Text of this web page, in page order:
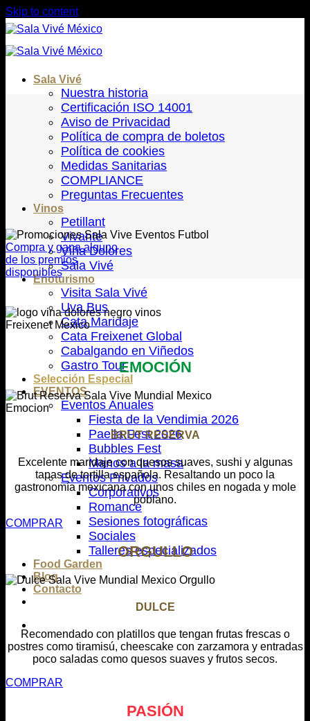
Skip to content
Sala Vivé
Nuestra historia
Certificación ISO 14001
Aviso de Privacidad
Política de compra de boletos
Política de cookies
Medidas Sanitarias
COMPLIANCE
Preguntas Frecuentes
Vinos
Petillant
Vivante
Viña Dolores
Sala Vivé
Enoturismo
Visita Sala Vivé
Uva Bus
Cata Maridaje
Cata Freixenet Global
Cabalgando en Viñedos
Gastro Tour
Selección Especial
EVENTOS
Eventos Anuales
Fiesta de la Vendimia 2026
Paella Fest 2026
Bubbles Fest
Manos a la masa
Eventos Privados
Corporativos
Romance
Sesiones fotográficas
Sociales
Talleres especializados
Food Garden
Blog
Contacto
Compra y gana alguno
de los premios
disponibles
EMOCIÓN
BRUT RESERVA
Excelente maridaje con quesos suaves, sushi y algunas
tapas de tortilla española. Resaltando un poco la
gastronomía mexicana con unos chiles en nogada y mole
poblano.
COMPRAR
ORGULLO
DULCE
Recomendado con platillos que tengan frutas frescas o
postres como tiramisú, cheescake con zarzamora y entradas
poco saladas como quesos suaves y frutos secos.
COMPRAR
PASIÓN